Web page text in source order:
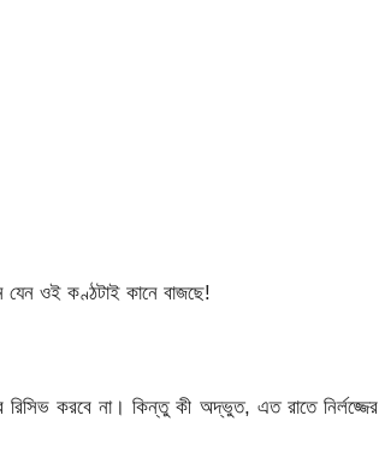
ওই কণ্ঠটাই কানে বাজছে!
করবে না। কিন্তু কী অদ্ভুত, এত রাতে নির্লজ্জের